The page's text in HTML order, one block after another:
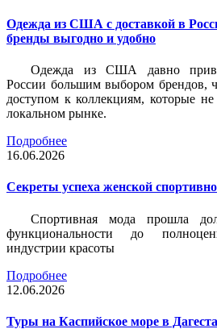
Одежда из США с доставкой в
бренды выгодно и удобно
Одежда из США давно
России большим выбором брендов,
доступом к коллекциям, которые не
локальном рынке.
Подробнее
16.06.2026
Секреты успеха женской
Спортивная мода прошла
функциональности до
индустрии красоты
Подробнее
12.06.2026
Туры на Каспийское море в